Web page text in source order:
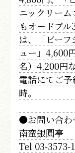
ニックリー
もオードブ
は、「ビー
ュー」4,600
名）4,200円
電話にてご
時。
●お問い合わ
南蛮銀圓亭
Tel 03-3573-